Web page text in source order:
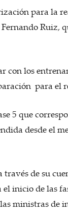
para la
Ruiz,
con los
para el
5 que
desde el
de su
inicio de las
ministras de